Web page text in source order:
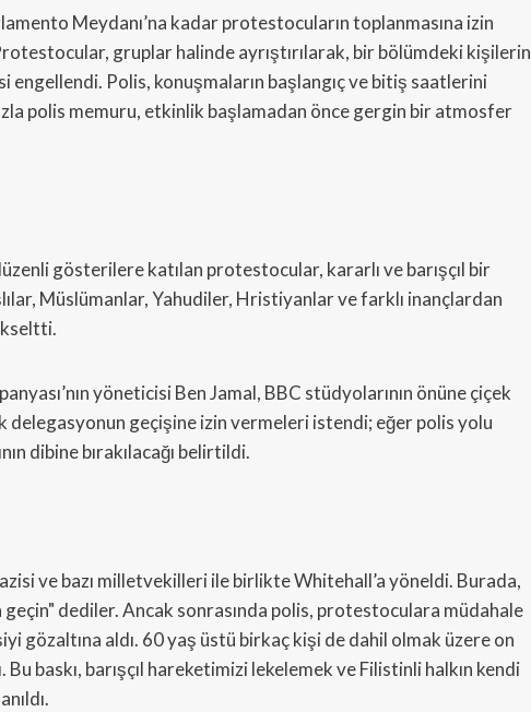
Meydanı’na kadar protestocuların toplanmasına izin
gruplar halinde ayrıştırılarak, bir bölümdeki kişilerin
Polis, konuşmaların başlangıç ve bitiş saatlerini
polis memuru, etkinlik başlamadan önce gergin bir atmosfer
gösterilere katılan protestocular, kararlı ve barışçıl bir
Müslümanlar, Yahudiler, Hristiyanlar ve farklı inançlardan
yöneticisi Ben Jamal, BBC stüdyolarının önüne çiçek
delegasyonun geçişine izin vermeleri istendi; eğer polis yolu
dibine bırakılacağı belirtildi.
ve bazı milletvekilleri ile birlikte Whitehall’a yöneldi. Burada,
dediler. Ancak sonrasında polis, protestoculara müdahale
gözaltına aldı. 60 yaş üstü birkaç kişi de dahil olmak üzere on
baskı, barışçıl hareketimizi lekelemek ve Filistinli halkın kendi